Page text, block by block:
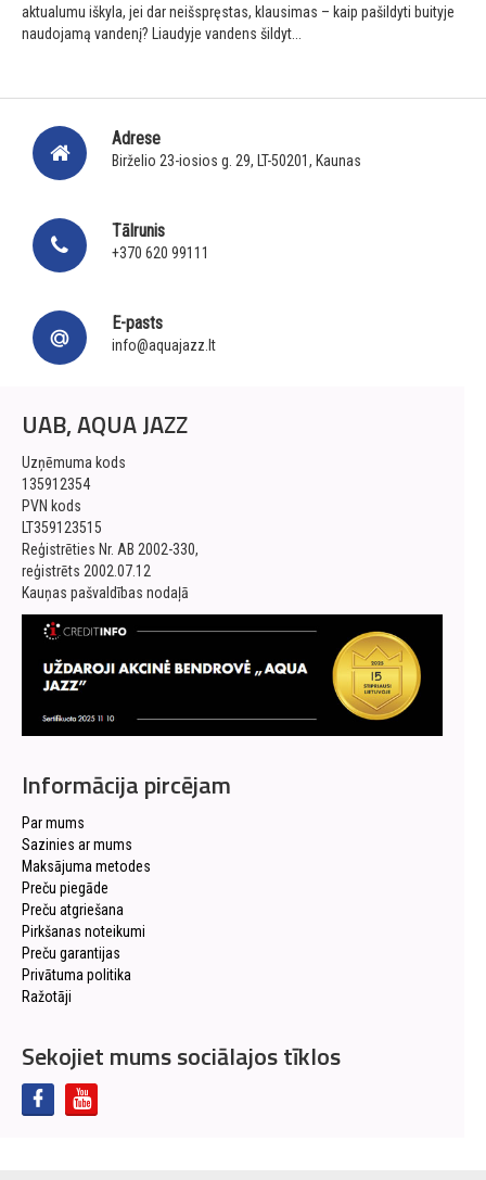
aktualumu iškyla, jei dar neišspręstas, klausimas – kaip pašildyti buityje
naudojamą vandenį? Liaudyje vandens šildyt...
Adrese
Birželio 23-iosios g. 29, LT-50201, Kaunas
Tālrunis
+370 620 99111
E-pasts
info@aquajazz.lt
UAB, AQUA JAZZ
Uzņēmuma kods
135912354
PVN kods
LT359123515
Reģistrēties Nr. AB 2002-330,
reģistrēts 2002.07.12
Kauņas pašvaldības nodaļā
Informācija pircējam
Par mums
Sazinies ar mums
Maksājuma metodes
Preču piegāde
Preču atgriešana
Pirkšanas noteikumi
Preču garantijas
Privātuma politika
Ražotāji
Sekojiet mums sociālajos tīklos